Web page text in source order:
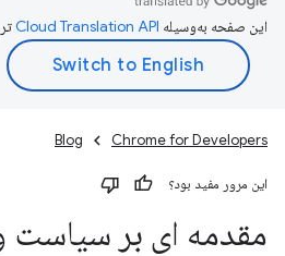
این صفحه به‌وسیله
Chrome for Developers
Blog
این مرور مفید بود؟
مقدمه ای بر سیاست